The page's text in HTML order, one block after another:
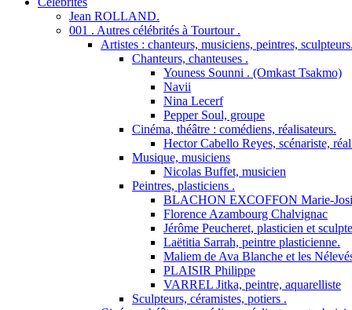
Jean ROLLAND.
001 . Autres célébrités à Tourtour .
Artistes : chanteurs, musiciens, peintres,
Chanteurs, chanteuses .
Youness Sounni . (Omkast Tsakmo)
Navii
Nina Lecerf
Pepper Soul, groupe
Cinéma, théâtre : comédiens, réalisateurs.
Hector Cabello Reyes, scénariste,
Musique, musiciens
Nicolas Buffet, musicien
Peintres, plasticiens .
BLACHON EXCOFFON Marie-
Florence Azambourg Chalvignac
Jérôme Peucheret, plasticien et
Laëtitia Sarrah, peintre plasticienne.
Maliem de Ava Blanche et les
PLAISIR Philippe
VARREL Jitka, peintre, aquarelliste
Sculpteurs, céramistes, potiers .